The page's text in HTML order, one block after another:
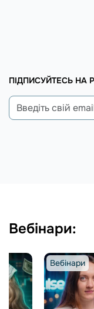
ПІДПИСУЙТЕСЬ НА
Вебінари:
Вебінари